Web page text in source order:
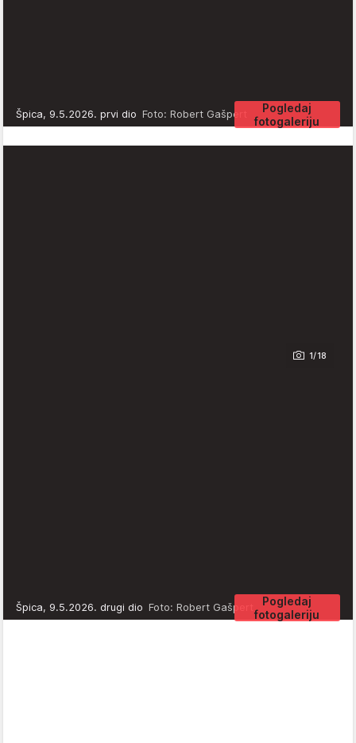
Pogledaj
fotogaleriju
Špica, 9.5.2026. prvi dio Foto: Robert Gašpert
1/18
Pogledaj
fotogaleriju
Špica, 9.5.2026. drugi dio Foto: Robert Gašpert